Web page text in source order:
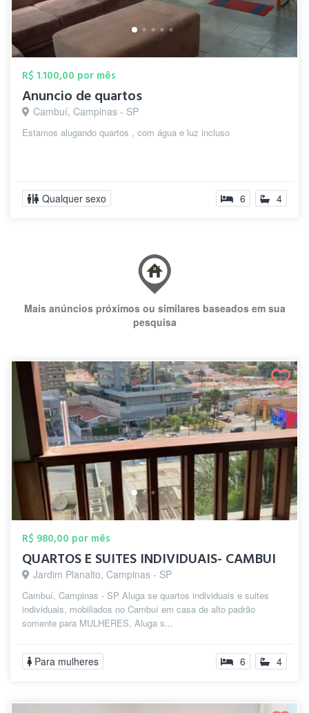
R$ 1.100,00 por mês
Anuncio de quartos
Cambuí, Campinas - SP
Estamos alugando quartos , com água e luz incluso
Qualquer sexo 6 4
Mais anúncios próximos ou similares baseados em sua
pesquisa
R$ 980,00 por mês
QUARTOS E SUITES INDIVIDUAIS- CAMBUI
Jardim Planalto, Campinas - SP
Cambuí, Campinas - SP Aluga se quartos individuais e suites
individuais, mobiliados no Cambuí em casa de alto padrão
somente para MULHERES, Aluga s...
Para mulheres 6 4